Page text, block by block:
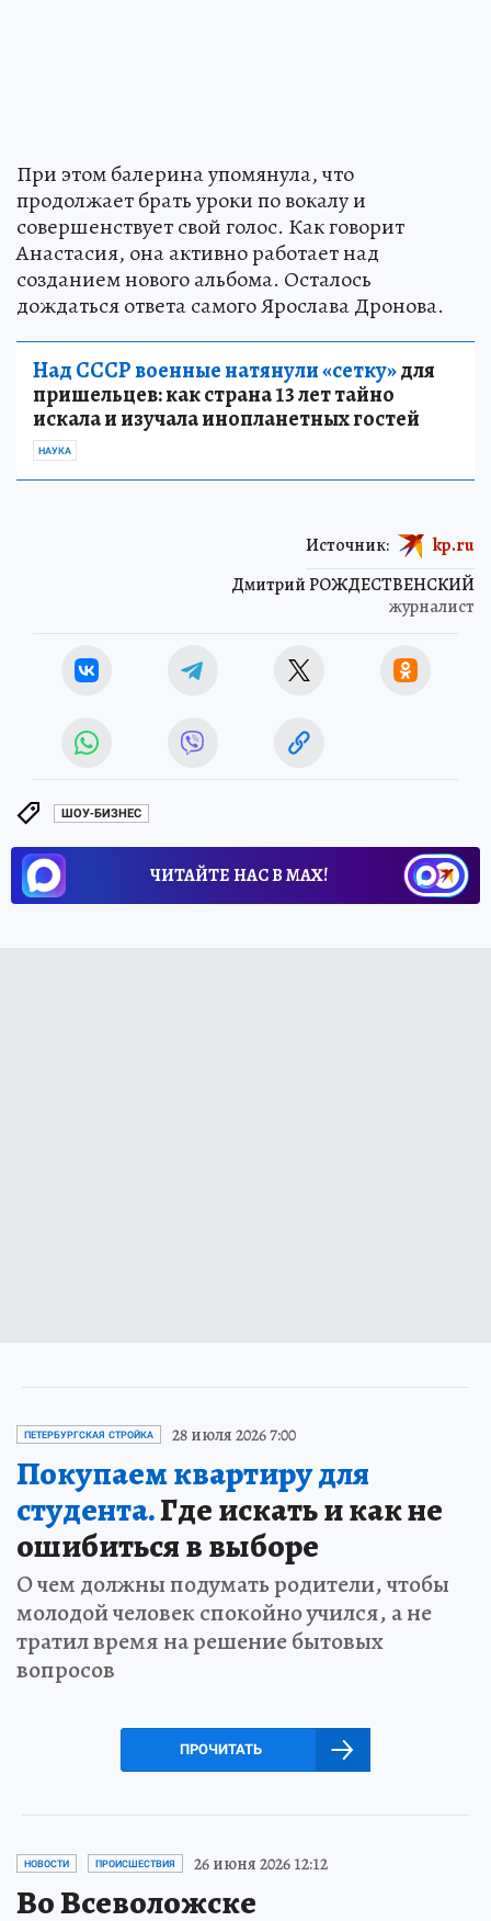
При этом балерина упомянула, что
продолжает брать уроки по вокалу и
совершенствует свой голос. Как говорит
Анастасия, она активно работает над
созданием нового альбома. Осталось
дождаться ответа самого Ярослава Дронова.
Над СССР военные натянули «сетку»для
пришельцев: как страна 13 лет тайно
искала и изучала инопланетных гостей
НАУКА
Дмитрий РОЖДЕСТВЕНСКИЙ
журналист
Источник: kp.ru
ШОУ-БИЗНЕС
ЧИТАЙТЕ НАС В МАХ!
ПЕТЕРБУРГСКАЯ СТРОЙКА 28 июля 2026 7:00
Покупаем квартиру для
студента.Где искать и как не
ошибиться в выборе
О чем должны подумать родители, чтобы
молодой человек спокойно учился, а не
тратил время на решение бытовых
вопросов
ПРОЧИТАТЬ
НОВОСТИ ПРОИСШЕСТВИЯ 26 июня 2026 12:12
Во Всеволожске